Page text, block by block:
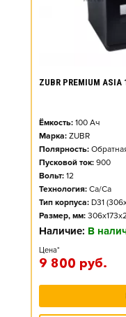
ZUBR PREMIUM
Ёмкость: 100 Ач
Марка: ZUBR
Полярность:
Пусковой ток: 900
Вольт: 12
Технология: Ca/Ca
Тип корпуса: D31
Размер, мм:
Наличие: В
Цена*
9 800 руб.